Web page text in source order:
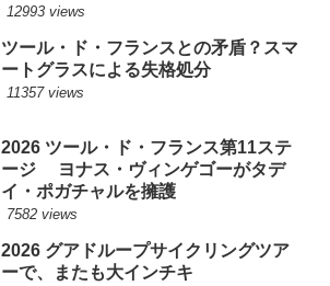
12993 views
ツール・ド・フランスとの矛盾？スマ
ートグラスによる失格処分
11357 views
2026 ツール・ド・フランス第11ステ
ージ ヨナス・ヴィンゲゴーがタデ
イ・ポガチャルを擁護
7582 views
2026 グアドループサイクリングツア
ーで、またも大インチキ